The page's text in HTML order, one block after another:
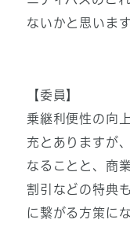
ないかと思います
【委員】
乗継利便性の向
充とありますが
なることと、商
割引などの特典
に繋がる方策に